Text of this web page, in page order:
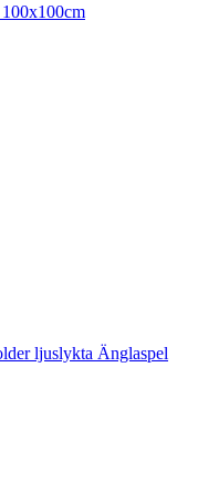
ljuslykta Änglaspel